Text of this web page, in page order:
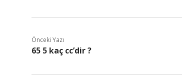
Önceki Yazı
65 5 kaç cc’dir ?